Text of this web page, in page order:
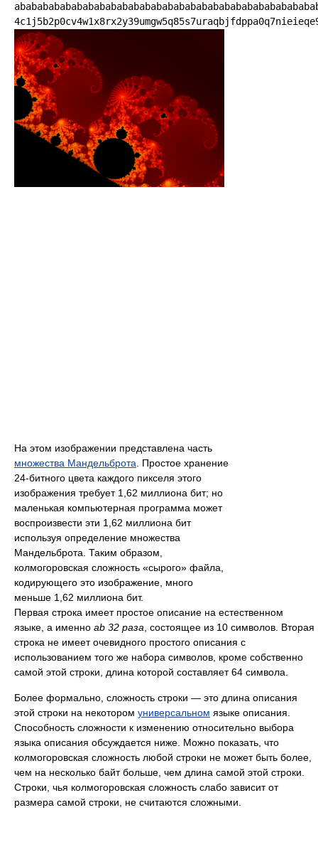
На этом изображении представлена часть
множества Мандельброта . Простое хранение
24-битного цвета каждого пикселя этого
изображения требует 1,62 миллиона бит; но
маленькая компьютерная программа может
воспроизвести эти 1,62 миллиона бит
используя определение множества
Мандельброта. Таким образом,
колмогоровская сложность «сырого» файла,
кодирующего это изображение, много
меньше 1,62 миллиона бит.
Первая строка имеет простое описание на естественном
языке, а именно ab 32 раза , состоящее из 10 символов. Вторая
строка не имеет очевидного простого описания с
использованием того же набора символов, кроме собственно
самой этой строки, длина которой составляет 64 символа.
Более формально, сложность строки — это длина описания
этой строки на некотором универсальном языке описания.
Способность сложности к изменению относительно выбора
языка описания обсуждается ниже. Можно показать, что
колмогоровская сложность любой строки не может быть более,
чем на несколько байт больше, чем длина самой этой строки.
Строки, чья колмогоровская сложность слабо зависит от
размера самой строки, не считаются сложными.